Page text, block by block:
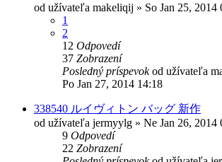
od užívateľa makeliqij » So Jan 25, 2014
1
2
12 Odpovedí
37 Zobrazení
Posledný príspevokod užívateľa
Po Jan 27, 2014 14:18
338540 ルイヴィトン バッグ 新作
od užívateľa jermyylg » Ne Jan 26, 2014
9 Odpovedí
22 Zobrazení